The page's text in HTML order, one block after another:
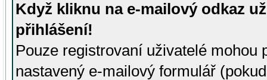
Když kliknu na e-mailový odkaz
přihlášení!
Pouze registrovaní uživatelé mohou
nastavený e-mailový formulář